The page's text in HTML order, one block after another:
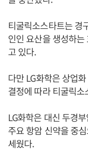
티굴릭소스타트는 경
인인 요산을 생성하
고 있다.
다만 LG화학은 상업
결정에 따라 티굴릭
LG화학은 대신 두경
주요 항암 신약을 중
세웠다.